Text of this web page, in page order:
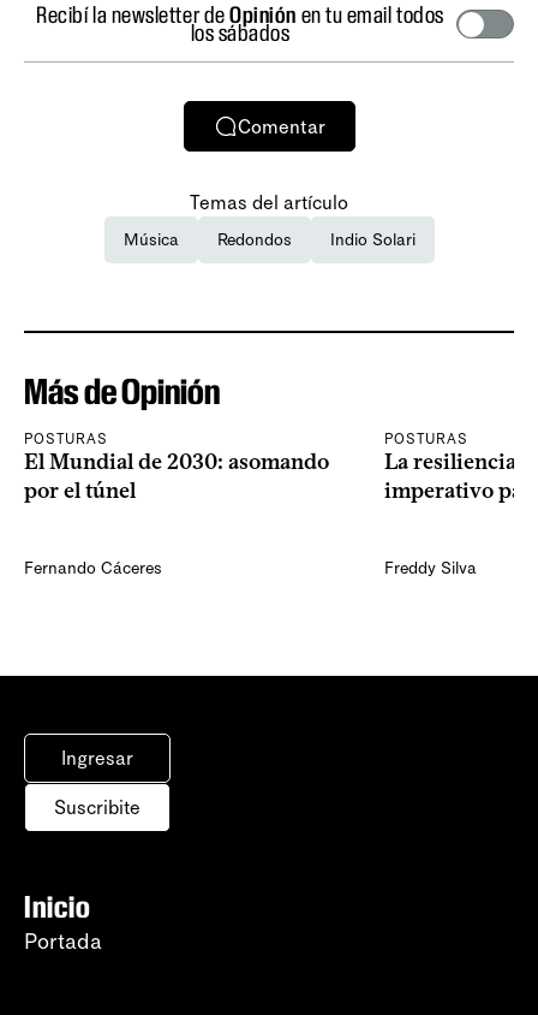
Recibí la newsletter deOpinión en tu email todos
los sábados
Comentar
Temas del artículo
Música Redondos Indio Solari
Más de Opinión
POSTURAS
El Mundial de 2030: asomando
por el túnel
Fernando Cáceres
POSTURAS
La resiliencia
imperativo
Freddy Silva
Ingresar
Suscribite
Inicio
Portada